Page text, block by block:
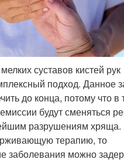
суставов кистей рук
подход. Данное
до конца, потому что в
будут сменяться
разрушениям хряща.
терапию, то
заболевания можно